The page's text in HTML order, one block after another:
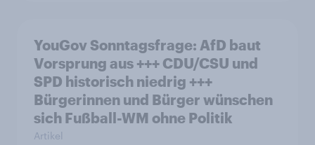
YouGov Sonntagsfrage: AfD baut
Vorsprung aus +++ CDU/CSU und
SPD historisch niedrig +++
Bürgerinnen und Bürger wünschen
sich Fußball-WM ohne Politik
Artikel